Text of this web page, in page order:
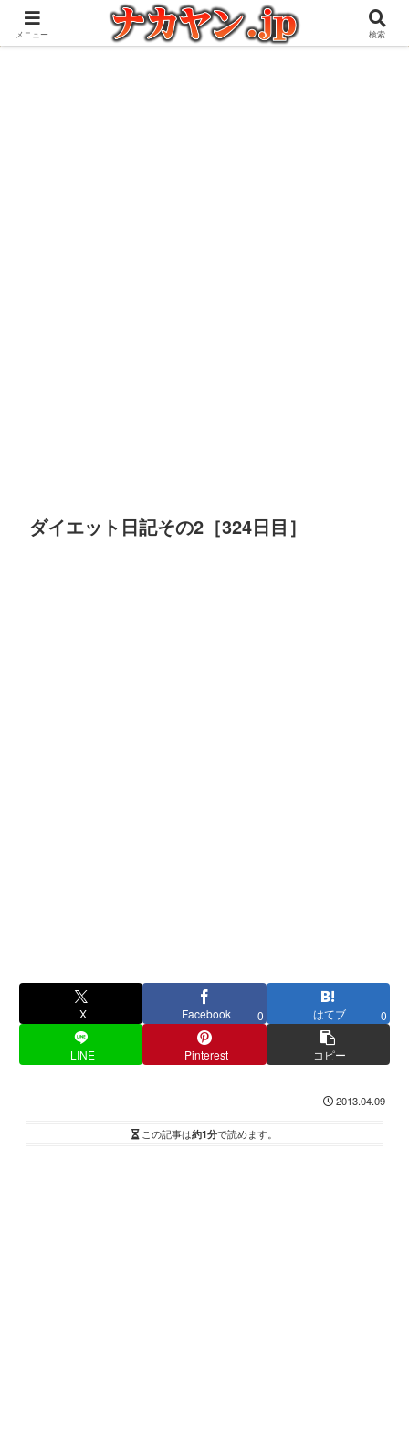
アウトドアとガジェット好きな管理人の愉快な日々を綴るブログ
ダイエット日記その2［324日目］
X Facebook 0 はてブ 0
LINE Pinterest コピー
2013.04.09
この記事は約1分で読めます。
メニュー 検索